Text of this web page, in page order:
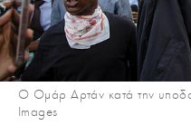
Ο Ομάρ Αρτάν κατά την
Images